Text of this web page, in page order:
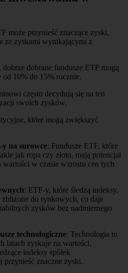
może przynieść znaczące zyski,
ze zyskami wynikającymi z
dobrane fundusze ETF mogą
od 10% do 15% rocznie.
często decydują się na ten
swoich zysków.
które mogą zwiększyć
na surowce: Fundusze ETF, które
jak ropa czy złoto, mają potencjał
wartości w czasie wzrostu cen tych
: ETF-y, które śledzą indeksy,
do rynkowych, co daje
zysków bez nadmiernego
technologiczne: Technologia to
latach zyskuje na wartości.
indeksy spółek
przynieść znaczne zyski.